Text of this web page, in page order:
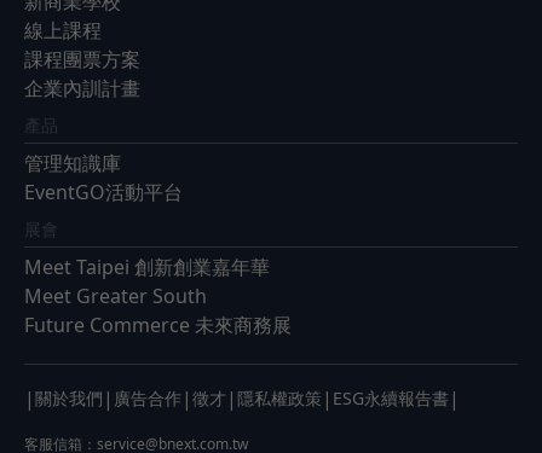
線上課程
課程團票方案
企業內訓計畫
產品
管理知識庫
EventGO活動平台
展會
Meet Taipei 創新創業嘉年華
Meet Greater South
Future Commerce 未來商務展
| 關於我們 | 廣告合作 | 徵才 | 隱私權政策 | ESG永續報告書 |
客服信箱： service@bnext.com.tw